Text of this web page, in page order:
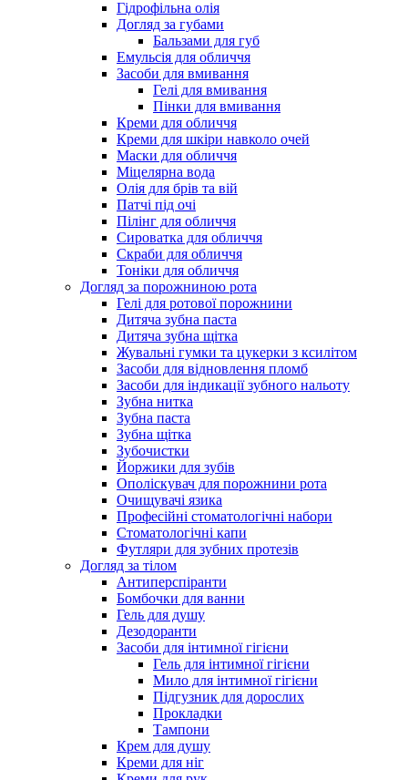
Гідрофільна олія
Догляд за губами
Бальзами для губ
Емульсія для обличчя
Засоби для вмивання
Гелі для вмивання
Пінки для вмивання
Креми для обличчя
Креми для шкіри навколо очей
Маски для обличчя
Міцелярна вода
Олія для брів та вій
Патчі під очі
Пілінг для обличчя
Сироватка для обличчя
Скраби для обличчя
Тоніки для обличчя
Догляд за порожниною рота
Гелі для ротової порожнини
Дитяча зубна паста
Дитяча зубна щітка
Жувальні гумки та цукерки з ксилітом
Засоби для відновлення пломб
Засоби для індикації зубного нальоту
Зубна нитка
Зубна паста
Зубна щітка
Зубочистки
Йоржики для зубів
Ополіскувач для порожнини рота
Очищувачі язика
Професійні стоматологічні набори
Стоматологічні капи
Футляри для зубних протезів
Догляд за тілом
Антиперспіранти
Бомбочки для ванни
Гель для душу
Дезодоранти
Засоби для інтимної гігієни
Гель для інтимної гігієни
Мило для інтимної гігієни
Підгузник для дорослих
Прокладки
Тампони
Крем для душу
Креми для ніг